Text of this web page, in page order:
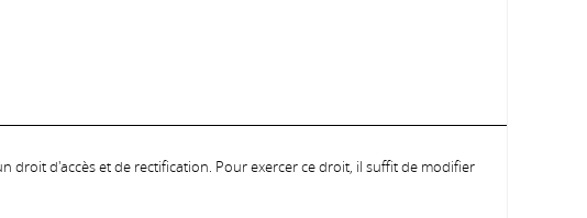
droit d'accès et de rectification. Pour exercer ce droit, il suffit de modifier